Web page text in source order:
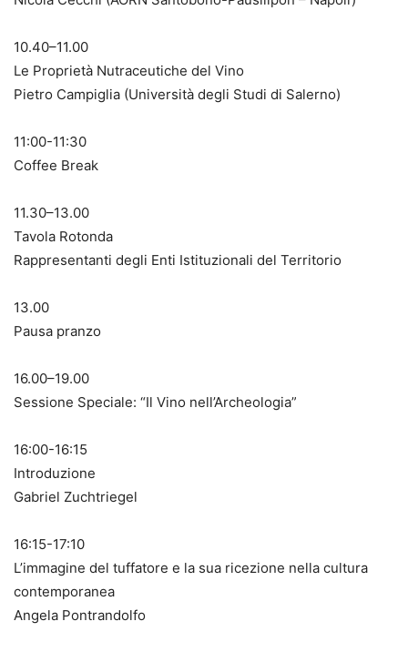
10.40–11.00
Le Proprietà Nutraceutiche del Vino
Pietro Campiglia (Università degli Studi di Salerno)
11:00-11:30
Coffee Break
11.30–13.00
Tavola Rotonda
Rappresentanti degli Enti Istituzionali del Territorio
13.00
Pausa pranzo
16.00–19.00
Sessione Speciale: “Il Vino nell’Archeologia”
16:00-16:15
Introduzione
Gabriel Zuchtriegel
16:15-17:10
L’immagine del tuffatore e la sua ricezione nella cultura
contemporanea
Angela Pontrandolfo